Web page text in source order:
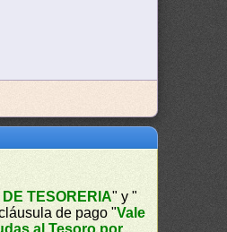
TESORERIA" y "
de pago "Vale
al Tesoro por